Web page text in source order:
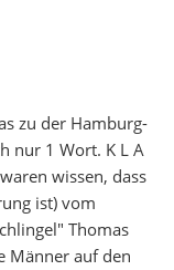
zu der Hamburg-
nur 1 Wort. K L A
wissen, dass
ist) vom
Thomas
Männer auf den